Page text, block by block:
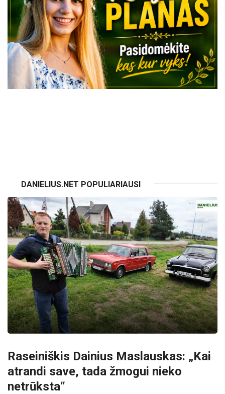
DANIELIUS.NET POPULIARIAUSI
Raseiniškis Dainius Maslauskas: „Kai
atrandi save, tada žmogui nieko
netrūksta“